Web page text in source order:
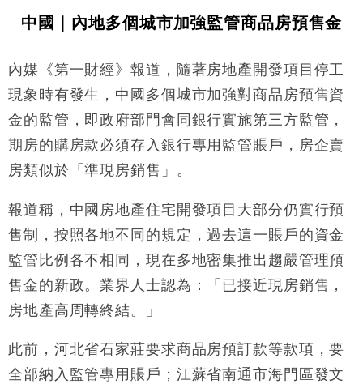
16:33
財經｜滙控重啟最多10億美元回購 派息比率目標維持
15:11
財經｜SHEIN傳最快8月中招股 估值料降至400億美
元以下
11:30
財經｜精星香港夥菜鳥拓全球智慧倉儲市場 加快海外
市場落地
14:50
地產｜大酒店中期轉賺2300萬元 斥21億翻新香港及
東京半島
12:30
財經｜香港7月PMI回落至51 企業擴張放慢兼縮減人
11:40
Google晶片
10:57
財經｜美商務部擬擴大金屬關稅範圍 14類產品或加徵
18:15
本地｜新世界K11 9月升級會員制度 增鉑金卡級別鎖
定高消費客群
中國｜內地多個城市加強監管商品房預售金
內媒《第一財經》報道，隨著房地產開發項目停工
現象時有發生，中國多個城市加強對商品房預售資
金的監管，即政府部門會同銀行實施第三方監管，
期房的購房款必須存入銀行專用監管賬戶，房企賣
房類似於「準現房銷售」。
報道稱，中國房地產住宅開發項目大部分仍實行預
售制，按照各地不同的規定，過去這一賬戶的資金
監管比例各不相同，現在多地密集推出趨嚴管理預
售金的新政。業界人士認為：「已接近現房銷售，
房地產高周轉終結。」
此前，河北省石家莊要求商品房預訂款等款項，要
全部納入監管專用賬戶；江蘇省南通市海門區發文